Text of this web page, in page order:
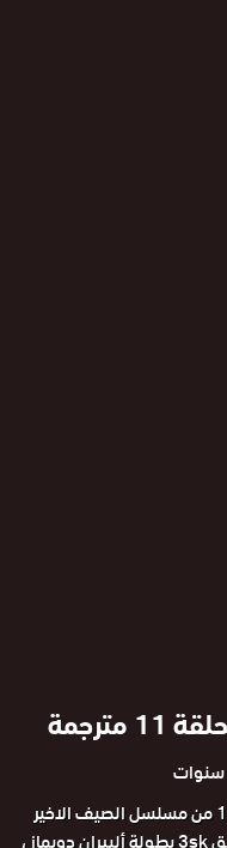
مشاهدة و تحميل الحلقة الحادية عشر 11 من مسلسل الصيف الاخير